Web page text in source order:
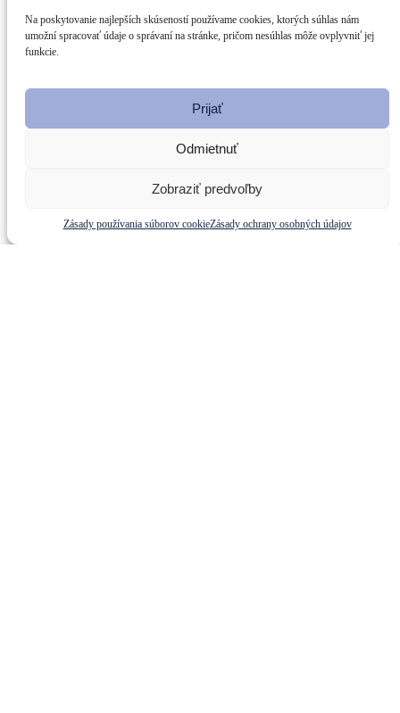
Na poskytovanie najlepších skúseností používame cookies, ktorých súhlas nám
umožní spracovať údaje o správaní na stránke, pričom nesúhlas môže ovplyvniť jej
funkcie.
Prijať
Odmietnuť
Zobraziť predvoľby
Zásady používania súborov cookieZásady ochrany osobných údajov